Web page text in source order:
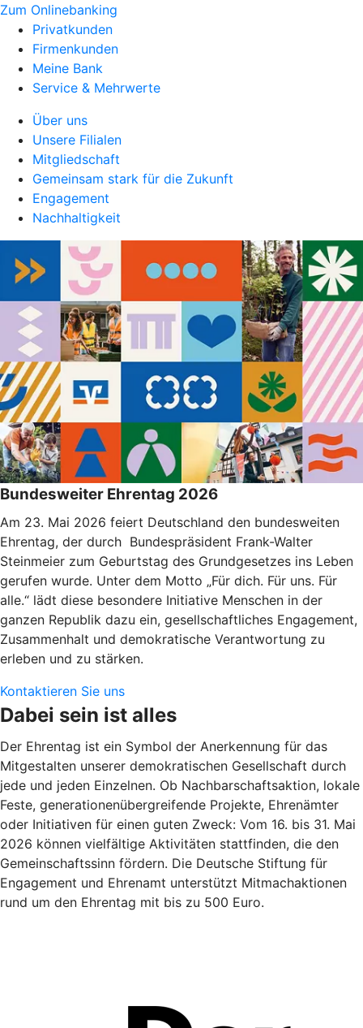
Zum Onlinebanking
Privatkunden
Firmenkunden
Meine Bank
Service & Mehrwerte
Über uns
Unsere Filialen
Mitgliedschaft
Gemeinsam stark für die Zukunft
Engagement
Nachhaltigkeit
Bundesweiter Ehrentag 2026
Am 23. Mai 2026 feiert Deutschland den bundesweiten
Ehrentag, der durch Bundespräsident Frank-Walter
Steinmeier zum Geburtstag des Grundgesetzes ins Leben
gerufen wurde. Unter dem Motto „Für dich. Für uns. Für
alle.“ lädt diese besondere Initiative Menschen in der
ganzen Republik dazu ein, gesellschaftliches Engagement,
Zusammenhalt und demokratische Verantwortung zu
erleben und zu stärken.
Kontaktieren Sie uns
Dabei sein ist alles
Der Ehrentag ist ein Symbol der Anerkennung für das
Mitgestalten unserer demokratischen Gesellschaft durch
jede und jeden Einzelnen. Ob Nachbarschaftsaktion, lokale
Feste, generationenübergreifende Projekte, Ehrenämter
oder Initiativen für einen guten Zweck: Vom 16. bis 31. Mai
2026 können vielfältige Aktivitäten stattfinden, die den
Gemeinschaftssinn fördern. Die Deutsche Stiftung für
Engagement und Ehrenamt unterstützt Mitmachaktionen
rund um den Ehrentag mit bis zu 500 Euro.